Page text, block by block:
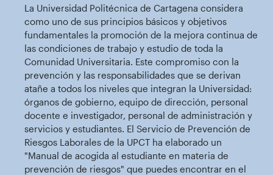
La Universidad Politécnica de Cartagena considera
como uno de sus principios básicos y objetivos
fundamentales la promoción de la mejora continua de
las condiciones de trabajo y estudio de toda la
Comunidad Universitaria. Este compromiso con la
prevención y las responsabilidades que se derivan
atañe a todos los niveles que integran la Universidad:
órganos de gobierno, equipo de dirección, personal
docente e investigador, personal de administración y
servicios y estudiantes. El Servicio de Prevención de
Riesgos Laborales de la UPCT ha elaborado un
"Manual de acogida al estudiante en materia de
prevención de riesgos" que puedes encontrar en el